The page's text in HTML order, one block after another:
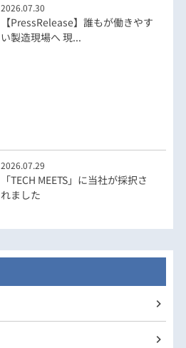
2026.07.30
【PressRelease】誰もが働きやす
い製造現場へ 現...
2026.07.29
「TECH MEETS」に当社が採択さ
れました